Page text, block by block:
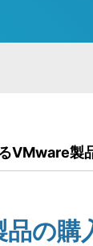
VMware製
の購